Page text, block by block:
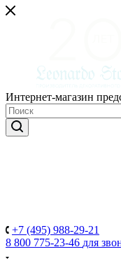
Интернет-магазин
+7 (495) 988-29-21
8 800 775-23-46 для